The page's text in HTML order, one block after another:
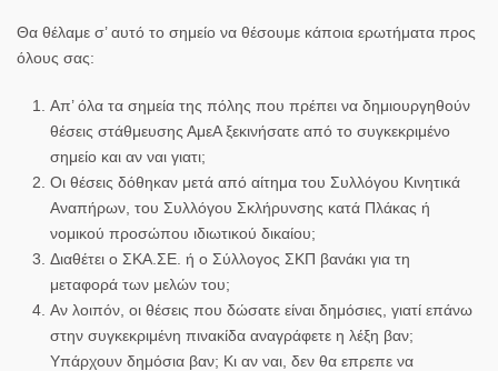
Θα θέλαμε σ’ αυτό το σημείο να θέσουμε κάποια ερωτήματα προς
όλους σας:
Απ’ όλα τα σημεία της πόλης που πρέπει να δημιουργηθούν
θέσεις στάθμευσης ΑμεΑ ξεκινήσατε από το συγκεκριμένο
σημείο και αν ναι γιατι;
Οι θέσεις δόθηκαν μετά από αίτημα του Συλλόγου Κινητικά
Αναπήρων, του Συλλόγου Σκλήρυνσης κατά Πλάκας ή
νομικού προσώπου ιδιωτικού δικαίου;
Διαθέτει ο ΣΚΑ.ΣΕ. ή ο Σύλλογος ΣΚΠ βανάκι για τη
μεταφορά των μελών του;
Αν λοιπόν, οι θέσεις που δώσατε είναι δημόσιες, γιατί επάνω
στην συγκεκριμένη πινακίδα αναγράφετε η λέξη βαν;
Υπάρχουν δημόσια βαν; Κι αν ναι, δεν θα επρεπε να